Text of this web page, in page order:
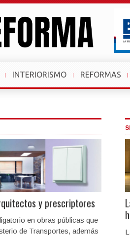
INTERIORISMO REFORMAS
y prescriptores
en obras públicas que
de Transportes, además